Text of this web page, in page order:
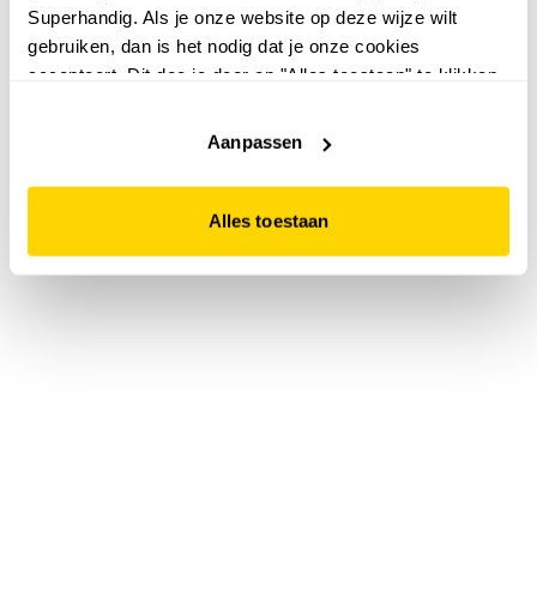
Superhandig. Als je onze website op deze wijze wilt
gebruiken, dan is het nodig dat je onze cookies
accepteert. Dit doe je door op "Alles toestaan" te klikken.
website niet optimaal functioneert.
Aanpassen
Alles toestaan